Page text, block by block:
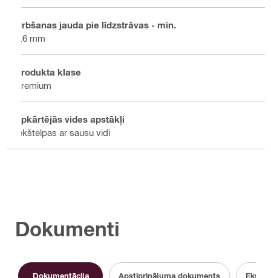
Urbšanas jauda pie līdzstrāvas - min.
0.6 mm
Produkta klase
Premium
Apkārtējās vides apstākļi
Iekštelpas ar sausu vidi
Dokumenti
Dokumentācija Apstiprinājuma dokuments